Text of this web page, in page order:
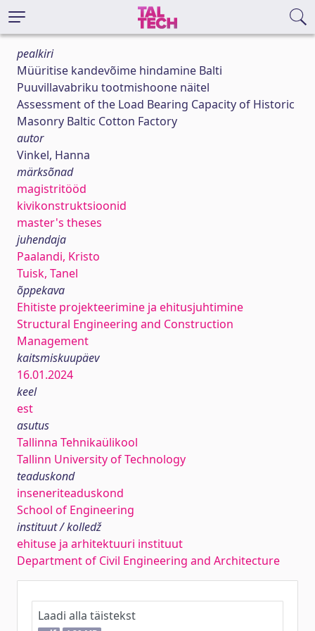
pealkiri
Müüritise kandevõime hindamine Balti
Puuvillavabriku tootmishoone näitel
Assessment of the Load Bearing Capacity of Historic
Masonry Baltic Cotton Factory
autor
Vinkel, Hanna
märksõnad
magistritööd
kivikonstruktsioonid
master's theses
juhendaja
Paalandi, Kristo
Tuisk, Tanel
õppekava
Ehitiste projekteerimine ja ehitusjuhtimine
Structural Engineering and Construction
Management
kaitsmiskuupäev
16.01.2024
keel
est
asutus
Tallinna Tehnikaülikool
Tallinn University of Technology
teaduskond
inseneriteaduskond
School of Engineering
instituut / kolledž
ehituse ja arhitektuuri instituut
Department of Civil Engineering and Architecture
Laadi alla täistekst